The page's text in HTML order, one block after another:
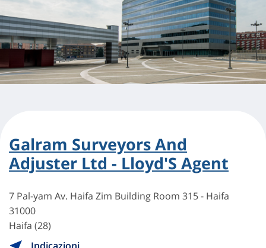
Galram Surveyors And
Adjuster Ltd - Lloyd'S Agent
7 Pal-yam Av. Haifa Zim Building Room 315 - Haifa
31000
Haifa (28)
Indicazioni